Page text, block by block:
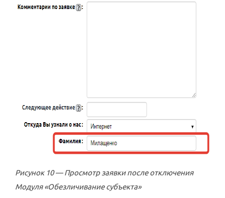
Рисунок 10 — Просмотр заявки после отключения
Модуля «Обезличивание субъекта»